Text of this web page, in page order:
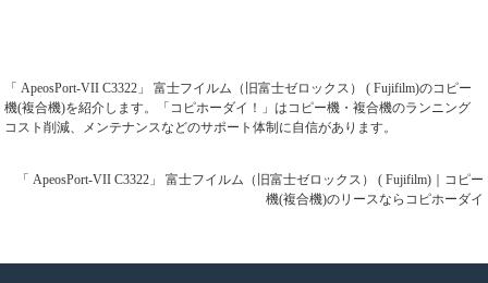
「 ApeosPort-VII C3322」 富士フイルム（旧富士ゼロックス） ( Fujifilm)のコピー
機(複合機)を紹介します。「コピホーダイ！」はコピー機・複合機のランニング
コスト削減、メンテナンスなどのサポート体制に自信があります。
「 ApeosPort-VII C3322」 富士フイルム（旧富士ゼロックス） ( Fujifilm)｜コピー
機(複合機)のリースならコピホーダイ